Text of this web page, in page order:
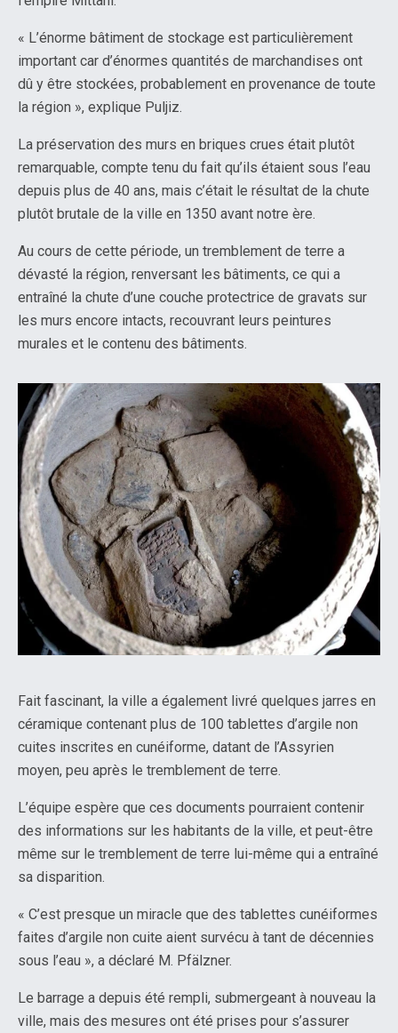
« L’énorme bâtiment de stockage est particulièrement
important car d’énormes quantités de marchandises ont
dû y être stockées, probablement en provenance de toute
la région », explique Puljiz.
La préservation des murs en briques crues était plutôt
remarquable, compte tenu du fait qu’ils étaient sous l’eau
depuis plus de 40 ans, mais c’était le résultat de la chute
plutôt brutale de la ville en 1350 avant notre ère.
Au cours de cette période, un tremblement de terre a
dévasté la région, renversant les bâtiments, ce qui a
entraîné la chute d’une couche protectrice de gravats sur
les murs encore intacts, recouvrant leurs peintures
murales et le contenu des bâtiments.
Fait fascinant, la ville a également livré quelques jarres en
céramique contenant plus de 100 tablettes d’argile non
cuites inscrites en cunéiforme, datant de l’Assyrien
moyen, peu après le tremblement de terre.
L’équipe espère que ces documents pourraient contenir
des informations sur les habitants de la ville, et peut-être
même sur le tremblement de terre lui-même qui a entraîné
sa disparition.
« C’est presque un miracle que des tablettes cunéiformes
faites d’argile non cuite aient survécu à tant de décennies
sous l’eau », a déclaré M. Pfälzner.
Le barrage a depuis été rempli, submergeant à nouveau la
ville, mais des mesures ont été prises pour s’assurer